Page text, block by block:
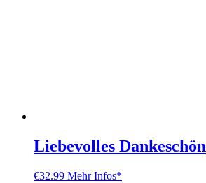
Liebevolles Dankeschön
€32.99 Mehr Infos*